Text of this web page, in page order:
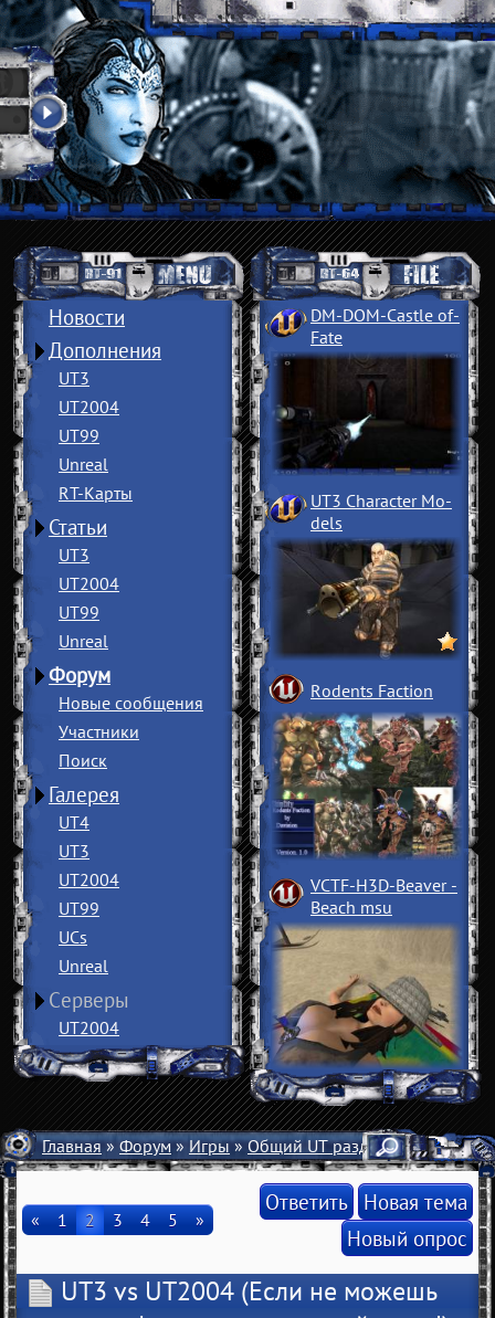
Новости
Дополнения
UT3
UT2004
UT99
Unreal
RT-Карты
Статьи
UT3
UT2004
UT99
Unreal
Форум
Новые сообщения
Участники
Поиск
Галерея
UT4
UT3
UT2004
UT99
UCs
Unreal
Серверы
UT2004
DM-DOM-Castle of­
Fate
UT3 Character Mo­
dels
Rodents Faction
VCTF-H3D-Beaver ­
Beach msu
Главная»Форум»Игры»Общий UT раздел» UT3 vs
« 1 2 3 4 5 »
Ответить Новая тема
Новый опрос
UT3 vs UT2004 (Если не можешь